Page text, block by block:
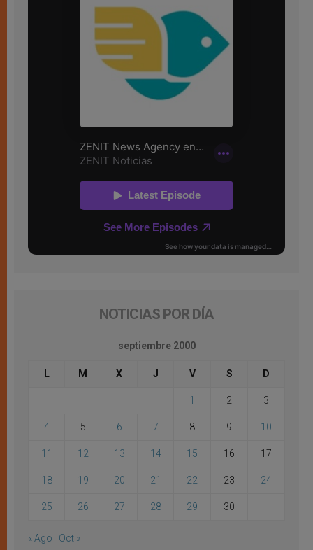
NOTICIAS POR DÍA
septiembre 2000
L M X J V S D
1 2 3
4 5 6 7 8 9 10
11 12 13 14 15 16 17
18 19 20 21 22 23 24
25 26 27 28 29 30
« Ago Oct »